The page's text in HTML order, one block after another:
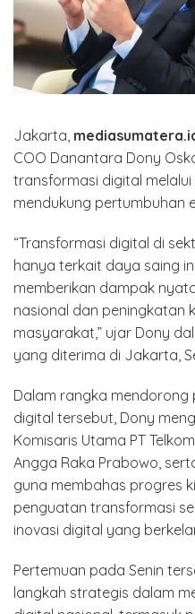
Jakarta,
COO Danantara Dony
transformasi digital
mendukung pertumbuhan
“Transformasi digital di
hanya terkait daya saing
memberikan dampak
nasional dan peningkatan
masyarakat,” ujar Dony
yang diterima di Jakarta,
Dalam rangka
digital tersebut, Dony
Komisaris Utama PT
Angga Raka Prabowo,
guna membahas progres
penguatan transformasi
inovasi digital yang
Pertemuan pada Senin
langkah strategis dalam